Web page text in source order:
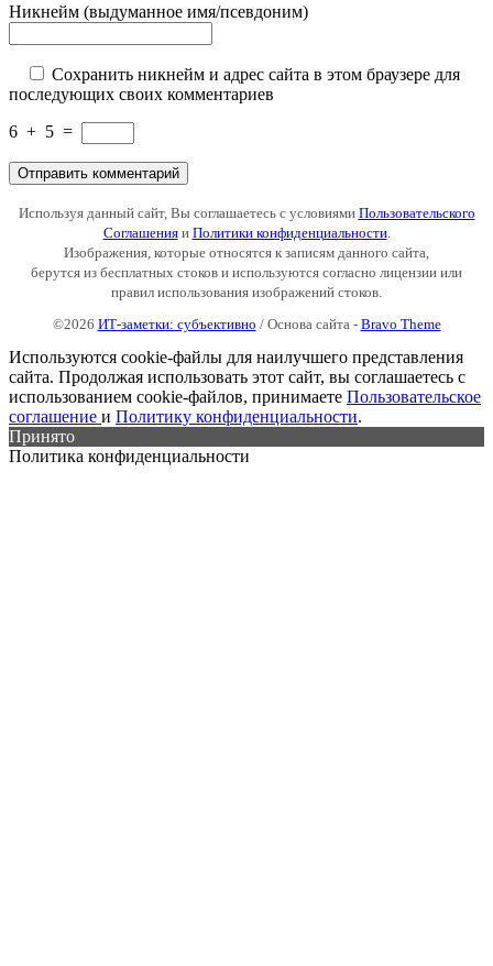
Никнейм (выдуманное имя/псевдоним)
Сохранить никнейм и адрес сайта в этом браузере для
последующих своих комментариев
6 + 5 =
Используя данный сайт, Вы соглашаетесь с условиями Пользовательского
Соглашенияи Политики конфиденциальности.
Изображения, которые относятся к записям данного сайта,
берутся из бесплатных стоков и используются согласно лицензии или
правил использования изображений стоков.
©2026 ИТ-заметки: субъективно / Основа сайта - Bravo Theme
Используются cookie-файлы для наилучшего представления
сайта. Продолжая использовать этот сайт, вы соглашаетесь с
использованием cookie-файлов, принимаете Пользовательское
соглашение и Политику конфиденциальности.
Принято
Политика конфиденциальности